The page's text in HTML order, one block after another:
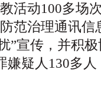
活动100多场
范治理通讯信
”宣传，并积
嫌疑人130多